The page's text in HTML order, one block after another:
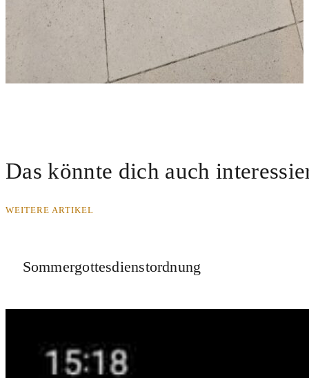
Das könnte dich auch
WEITERE ARTIKEL
Sommergottesdienstordnung